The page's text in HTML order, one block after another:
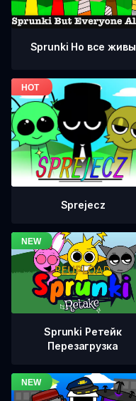
Sprunki Но все живы
Sprejecz
Sprunki Ретейк
Перезагрузка